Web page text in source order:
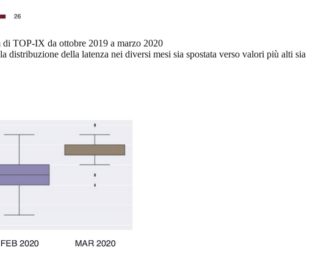
TOP-IX da ottobre 2019 a marzo 2020
della latenza nei diversi mesi sia spostata verso valori più alti sia